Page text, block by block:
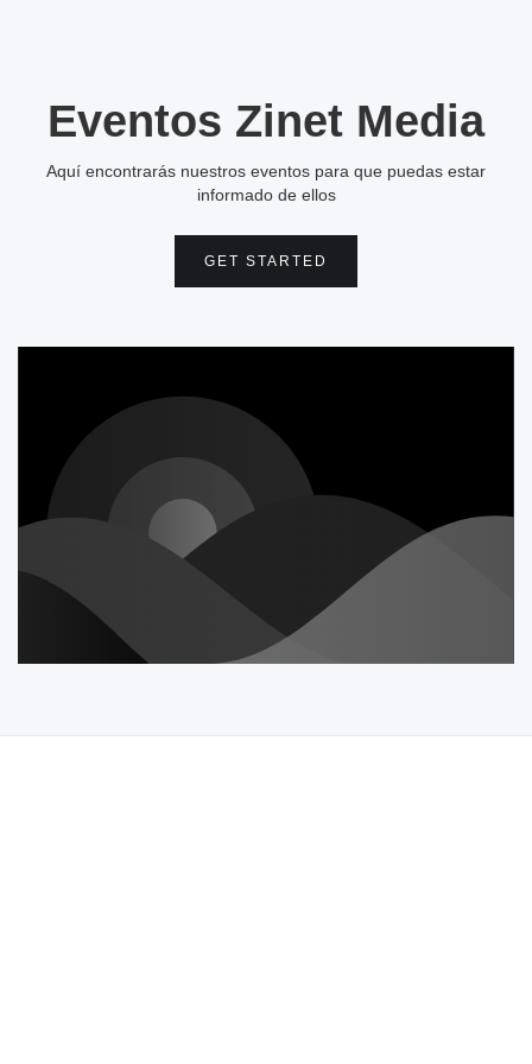
Eventos Zinet Media
Aquí encontrarás nuestros eventos para que puedas estar
informado de ellos
GET STARTED